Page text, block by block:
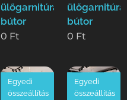
ülőgarnitúra
bútor
0 Ft
ülőgarnitúra
bútor
0 Ft
Egyedi
összeállítás
Egyedi
összeállítás